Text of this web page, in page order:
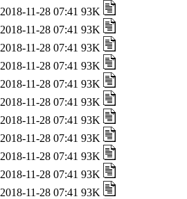
2018-11-28 07:41 93K
2018-11-28 07:41 93K
2018-11-28 07:41 93K
2018-11-28 07:41 93K
2018-11-28 07:41 93K
2018-11-28 07:41 93K
2018-11-28 07:41 93K
2018-11-28 07:41 93K
2018-11-28 07:41 93K
2018-11-28 07:41 93K
2018-11-28 07:41 93K